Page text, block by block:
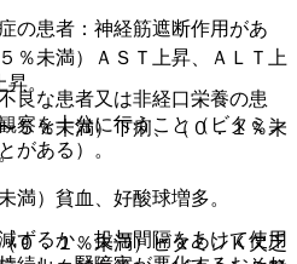
の患者：神経筋遮断作用があ
良な患者又は非経口栄養の患
察を十分に行うこと（ビタミン
がある）。
ずるか、投与間隔をあけて使用
％未満）ＡＳＴ上昇、ＡＬＴ上
。
％未満）下痢、（０．１％未
）貧血、好酸球増多。
．１％未満）ビタミンＫ欠乏